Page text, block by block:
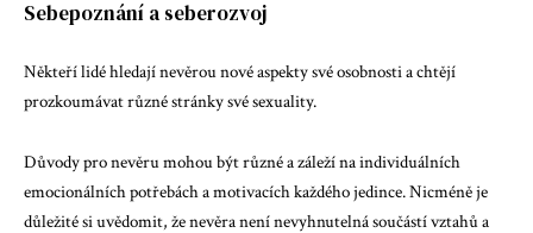
Sebepoznání a seberozvoj
Někteří lidé hledají nevěrou nové aspekty své osobnosti a chtějí
prozkoumávat různé stránky své sexuality.
Důvody pro nevěru mohou být různé a záleží na individuálních
emocionálních potřebách a motivacích každého jedince. Nicméně je
důležité si uvědomit, že nevěra není nevyhnutelná součástí vztahů a